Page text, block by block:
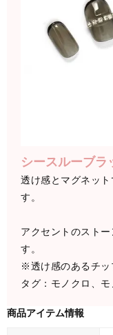
シースルーブラ
透け感とマグネッ
す。
アクセントのスト
す。
※透け感のあるチッ
タグ：モノクロ、
商品アイテム情報